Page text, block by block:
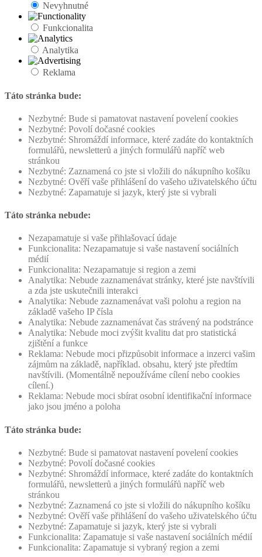
Nevyhnutné
Funkcionalita
Analytika
Reklama
Táto stránka bude:
Nezbytné: Bude si pamatovat nastavení povelení cookies
Nezbytné: Povolí dočasné cookies
Nezbytné: Shromáždí informace, které zadáte do kontaktních
formulářů, newsletterů a jiných formulářů napříč web
stránkou
Nezbytné: Zaznamená co jste si vložili do nákupního košíku
Nezbytné: Ověří vaše přihlášení do vašeho uživatelského účtu
Nezbytné: Zapamatuje si jazyk, který jste si vybrali
Táto stránka nebude:
Nezapamatuje si vaše přihlašovací údaje
Funkcionalita: Nezapamatuje si vaše nastavení sociálních
médií
Funkcionalita: Nezapamatuje si region a zemi
Analytika: Nebude zaznamenávat stránky, které jste navštívili
a zda jste uskutečnili interakci
Analytika: Nebude zaznamenávat vaši polohu a region na
základě vašeho IP čísla
Analytika: Nebude zaznamenávat čas strávený na podstránce
Analytika: Nebude moci zvýšit kvalitu dat pro statistická
zjištění a funkce
Reklama: Nebude moci přizpůsobit informace a inzerci vašim
zájmům na základě, například. obsahu, který jste předtím
navštívili. (Momentálně nepoužíváme cílení nebo cookies
cílení.)
Reklama: Nebude moci sbírat osobní identifikační informace
jako jsou jméno a poloha
Táto stránka bude:
Nezbytné: Bude si pamatovat nastavení povelení cookies
Nezbytné: Povolí dočasné cookies
Nezbytné: Shromáždí informace, které zadáte do kontaktních
formulářů, newsletterů a jiných formulářů napříč web
stránkou
Nezbytné: Zaznamená co jste si vložili do nákupního košíku
Nezbytné: Ověří vaše přihlášení do vašeho uživatelského účtu
Nezbytné: Zapamatuje si jazyk, který jste si vybrali
Funkcionalita: Zapamatuje si vaše nastavení sociálních médií
Funkcionalita: Zapamatuje si vybraný region a zemi